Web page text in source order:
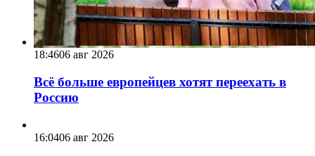
18:4606 авг 2026
Всё больше европейцев хотят переехать в
Россию
16:0406 авг 2026